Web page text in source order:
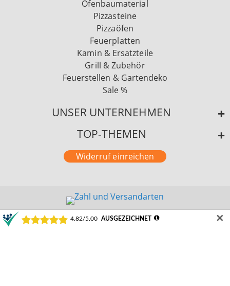
Ofenbaumaterial
Pizzasteine
Pizzaöfen
Feuerplatten
Kamin & Ersatzteile
Grill & Zubehör
Feuerstellen & Gartendeko
Sale %
UNSER UNTERNEHMEN
TOP-THEMEN
Widerruf einreichen
✕